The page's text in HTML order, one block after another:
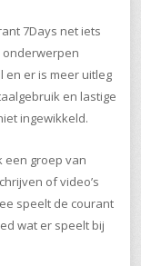
7Days net iets
onderwerpen
en er is meer uitleg
en lastige
ingewikkeld.
een groep van
of video’s
speelt de courant
wat er speelt bij